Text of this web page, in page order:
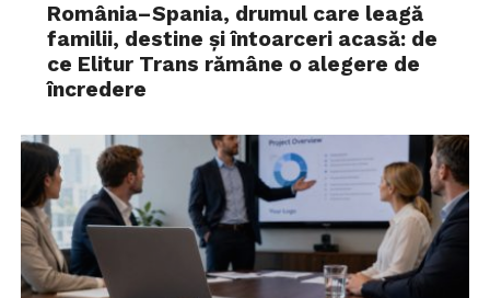
România–Spania, drumul care leagă
familii, destine și întoarceri acasă: de
ce Elitur Trans rămâne o alegere de
încredere